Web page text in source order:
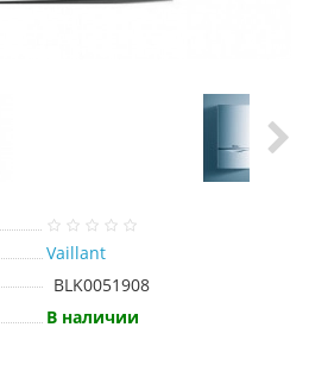
Vaillant
BLK0051908
В наличии